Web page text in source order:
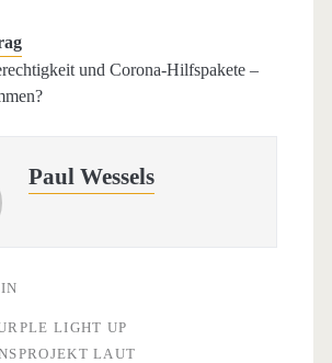
und Corona-Hilfspakete –
Paul Wessels
LIGHT UP
LAUT